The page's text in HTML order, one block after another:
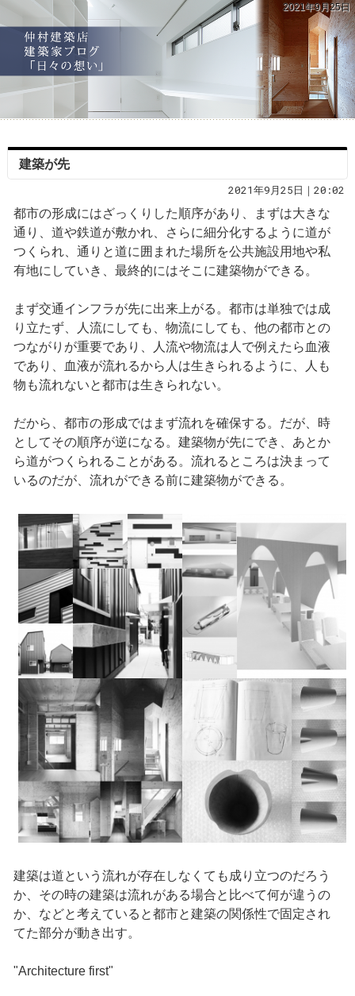
2021年9月25日
建築が先
2021年9月25日｜20:02
都市の形成にはざっくりした順序があり、まずは大きな
通り、道や鉄道が敷かれ、さらに細分化するように道が
つくられ、通りと道に囲まれた場所を公共施設用地や私
有地にしていき、最終的にはそこに建築物ができる。
まず交通インフラが先に出来上がる。都市は単独では成
り立たず、人流にしても、物流にしても、他の都市との
つながりが重要であり、人流や物流は人で例えたら血液
であり、血液が流れるから人は生きられるように、人も
物も流れないと都市は生きられない。
だから、都市の形成ではまず流れを確保する。だが、時
としてその順序が逆になる。建築物が先にでき、あとか
ら道がつくられることがある。流れるところは決まって
いるのだが、流れができる前に建築物ができる。
建築は道という流れが存在しなくても成り立つのだろう
か、その時の建築は流れがある場合と比べて何が違うの
か、などと考えていると都市と建築の関係性で固定され
てた部分が動き出す。
"Architecture first"